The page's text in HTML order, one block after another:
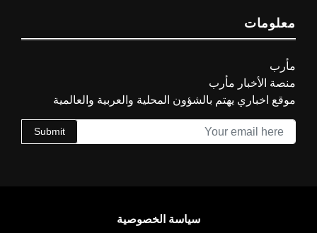
معلومات
مأرب
منصة الأخبار مأرب
موقع اخباري يهتم بالشؤون المحلية والعربية والعالمية
Submit
سياسة الخصوصية